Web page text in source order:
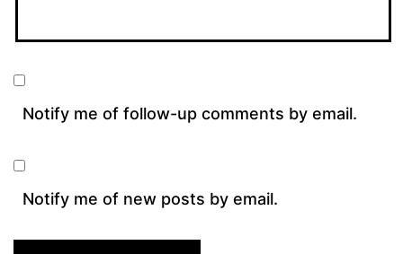
Notify me of follow-up comments by email.
Notify me of new posts by email.